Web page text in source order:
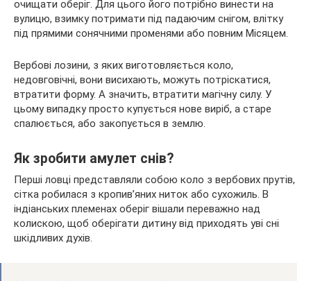
очищати оберіг. Для цього його потрібно винести на
вулицю, взимку потримати під падаючим снігом, влітку
під прямими сонячними променями або повним Місяцем.
Вербові лозини, з яких виготовляється коло,
недовговічні, вони висихають, можуть потріскатися,
втратити форму. А значить, втратити магічну силу. У
цьому випадку просто купується нове виріб, а старе
спалюється, або закопується в землю.
Як зробити амулет снів?
Перші ловці представляли собою коло з вербових прутів,
сітка робилася з кропив’яних ниток або сухожиль. В
індіанських племенах оберіг вішали переважно над
колискою, щоб оберігати дитину від приходять уві сні
шкідливих духів.